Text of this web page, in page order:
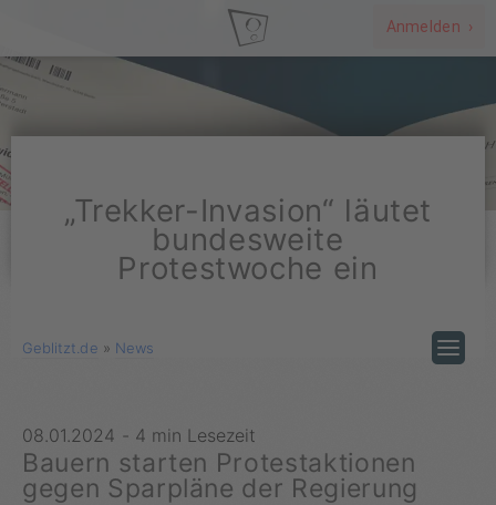
Anmelden ›
„Trekker-Invasion“ läutet
bundesweite
Protestwoche ein
Geblitzt.de » News
08.01.2024 - 4 min Lesezeit
Bauern starten Protestaktionen
gegen Sparpläne der Regierung